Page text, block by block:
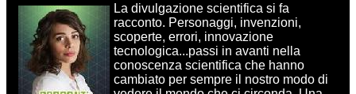
La divulgazione scientifica si fa
racconto. Personaggi, invenzioni,
scoperte, errori, innovazione
tecnologica...passi in avanti nella
conoscenza scientifica che hanno
cambiato per sempre il nostro modo di